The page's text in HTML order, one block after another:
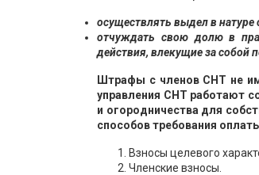
осуществлять выдел в
отчуждать свою долю в
действия, влекущие за собой
Штрафы с членов СНТ не
управления СНТ работают
и огородничества для
способов требования
Взносы целевого
Членские взносы.